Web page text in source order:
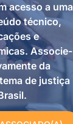
acesso a uma
técnico,
e
Associe-
da
de justiça